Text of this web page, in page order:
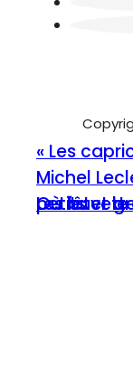
Où fêter le
Les
« Les
Michel
petits et